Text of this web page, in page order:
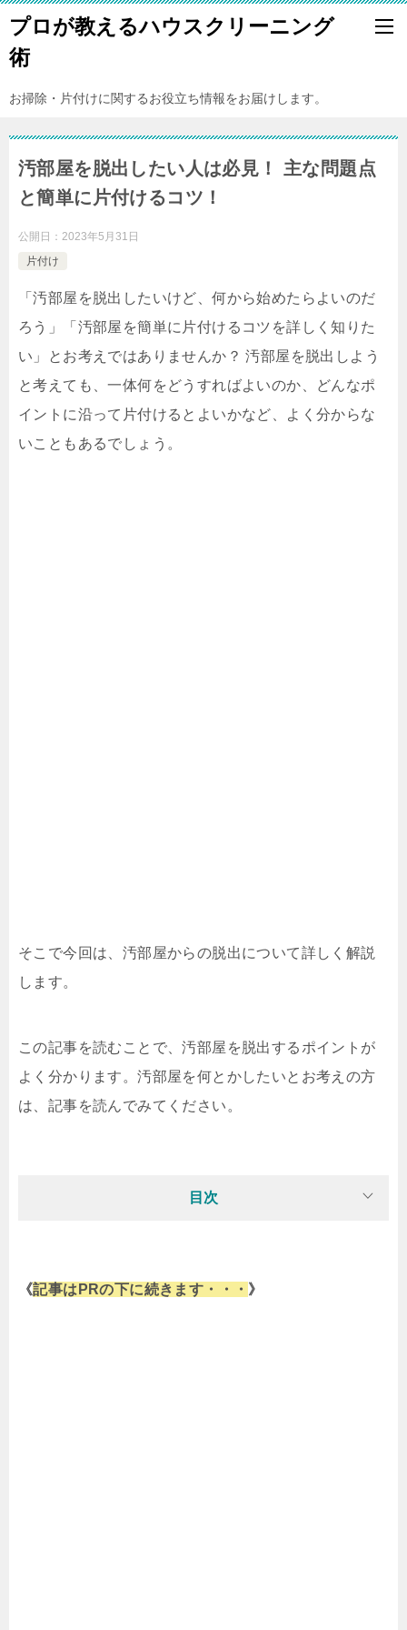
プロが教えるハウスクリーニング
術
お掃除・片付けに関するお役立ち情報をお届けします。
汚部屋を脱出したい人は必見！ 主な問題点
と簡単に片付けるコツ！
公開日： 2023年5月31日
片付け
「汚部屋を脱出したいけど、何から始めたらよいのだ
ろう」「汚部屋を簡単に片付けるコツを詳しく知りた
い」とお考えではありませんか？ 汚部屋を脱出しよう
と考えても、一体何をどうすればよいのか、どんなポ
イントに沿って片付けるとよいかなど、よく分からな
いこともあるでしょう。
そこで今回は、汚部屋からの脱出について詳しく解説
します。
この記事を読むことで、汚部屋を脱出するポイントが
よく分かります。汚部屋を何とかしたいとお考えの方
は、記事を読んでみてください。
目次
《記事はPRの下に続きます・・・ 》